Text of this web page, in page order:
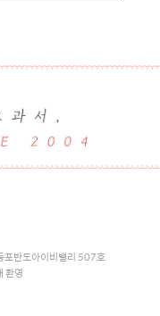
반도아이비밸리 507호
영